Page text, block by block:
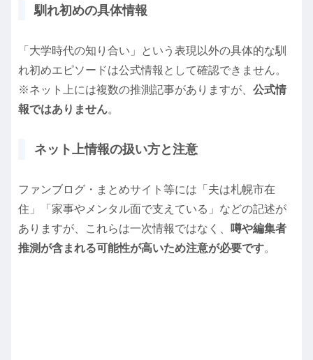
馴れ初めの具体情報
「大学時代の知り合い」という表現以外の具体的な馴
れ初めエピソードは公式情報として確認できません。
※ネット上には複数の推測記事がありますが、 公式情
報ではありません。
ネット上情報の扱い方と注意
ファンブログ・まとめサイト等には「夫は札幌市在
住」「家事やメンタル面で支えている」などの記述が
ありますが、これらは一次情報ではなく、
噂や編集者
推測が含まれる可能性が高いため注意が必要です。